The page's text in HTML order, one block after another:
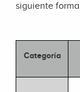
siguiente
Categoría